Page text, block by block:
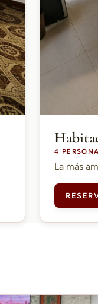
4
La más